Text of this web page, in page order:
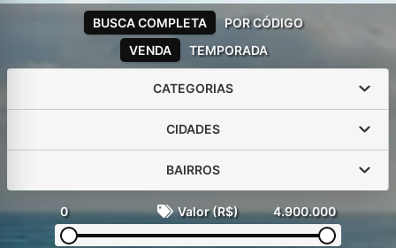
VENDA TEMPORADA
BUSCA COMPLETA POR CÓDIGO
CATEGORIAS
CIDADES
BAIRROS
0 Valor (R$) 4.900.000